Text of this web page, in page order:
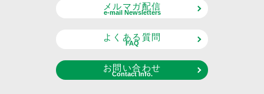
メルマガ配信
e-mail Newsletters
よくある質問
FAQ
お問い合わせ
Contact Info.